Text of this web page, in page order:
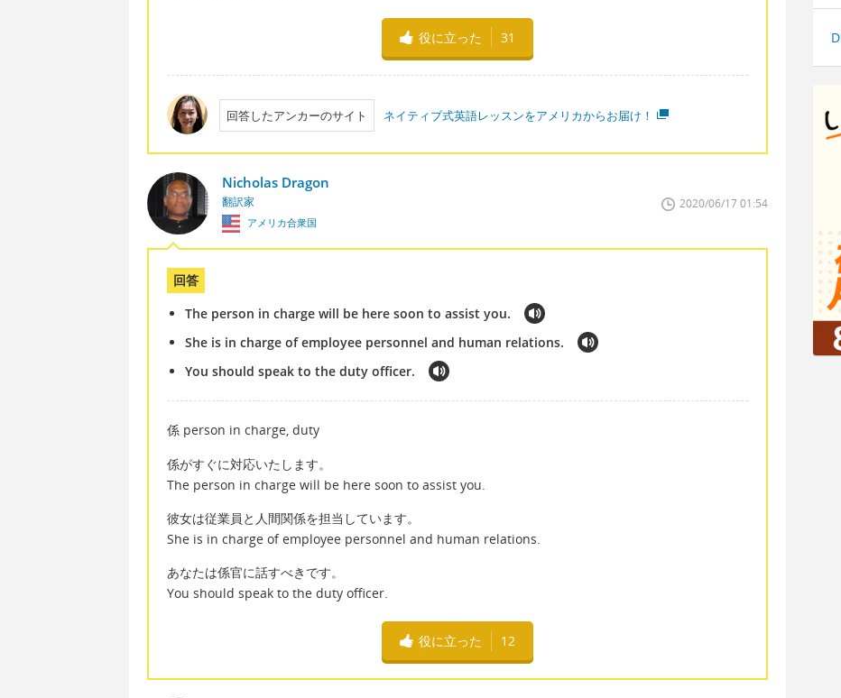
役に立った 31
回答したアンカーのサイト ネイティブ式英語レッスンをアメリカからお届け！
Nicholas Dragon
翻訳家
アメリカ合衆国
2020/06/17 01:54
回答
The person in charge will be here soon to assist you.
She is in charge of employee personnel and human relations.
You should speak to the duty officer.
係 person in charge, duty
係がすぐに対応いたします。
The person in charge will be here soon to assist you.
彼女は従業員と人間関係を担当しています。
She is in charge of employee personnel and human relations.
あなたは係官に話すべきです。
You should speak to the duty officer.
役に立った 12